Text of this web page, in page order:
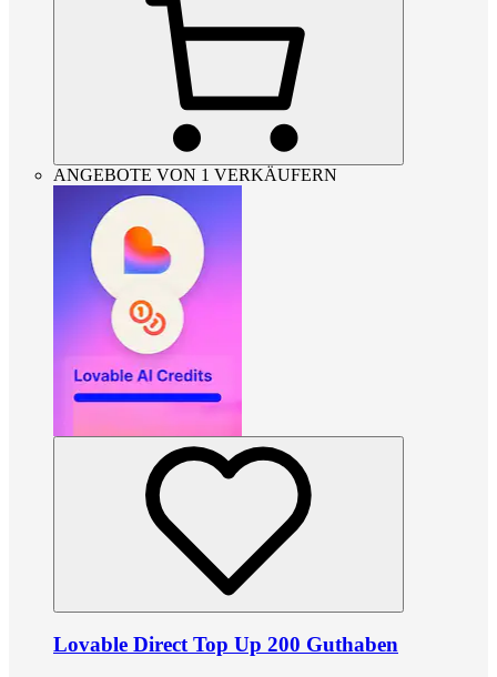
ANGEBOTE VON 1 VERKÄUFERN
Lovable Direct Top Up 200 Guthaben